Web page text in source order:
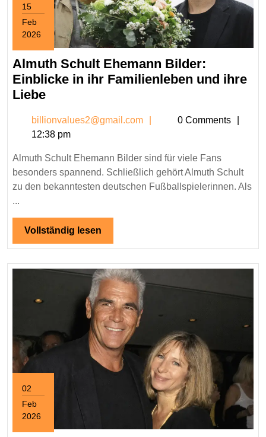
15
Feb
2026
February
15,
2026
Almuth Schult Ehemann Bilder:
Einblicke in ihr Familienleben und ihre
LiebeAlmuth
Ehemann
Bilder:
Einblicke
in
ihr
und
ihre
Liebe
billionvalues2@gmail.com
0 Comments
12:38 pm
Almuth Schult Ehemann Bilder sind für viele Fans
besonders spannend. Schließlich gehört Almuth Schult
zu den bekanntesten deutschen Fußballspielerinnen. Als
...
Vollständig lesen
lesen
02
Feb
2026
February